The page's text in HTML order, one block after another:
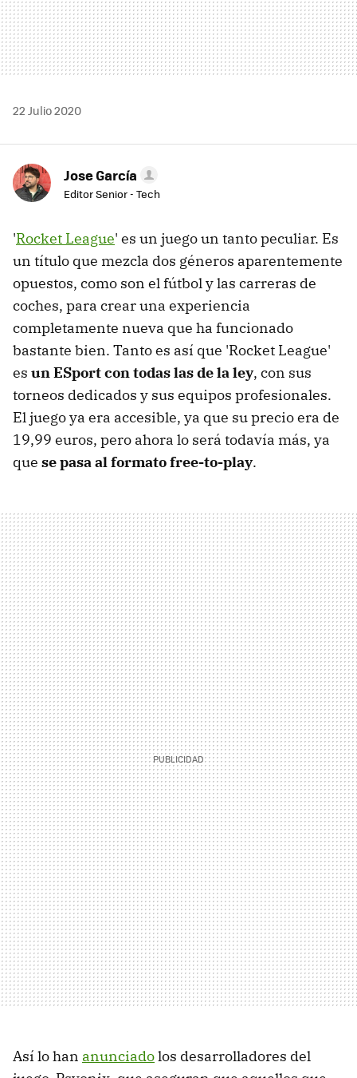
22 Julio 2020
Jose García
Editor Senior - Tech
'Rocket League' es un juego un tanto peculiar. Es
un título que mezcla dos géneros aparentemente
opuestos, como son el fútbol y las carreras de
coches, para crear una experiencia
completamente nueva que ha funcionado
bastante bien. Tanto es así que 'Rocket League'
es un ESport con todas las de la ley, con sus
torneos dedicados y sus equipos profesionales.
El juego ya era accesible, ya que su precio era de
19,99 euros, pero ahora lo será todavía más, ya
que se pasa al formato free-to-play.
Así lo han anunciadolos desarrolladores del